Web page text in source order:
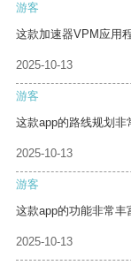
游客
这款加速器VPM应用
2025-10-13
游客
这款app的路线规划非
2025-10-13
游客
这款app的功能非常丰
2025-10-13